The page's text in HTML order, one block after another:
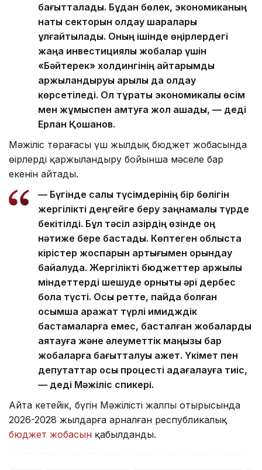
бағытталады. Бұдан бөлек, экономиканың
нақты секторын қолдау шаралары
ұлғайтылады. Оның ішінде өңірлердегі
жаңа инвестициялық жобалар үшін
«Бәйтерек» холдингінің қайтарымды
қаржыландыруы арқылы да қолдау
көрсетіледі. Ол тұрақты экономикалық өсім
мен жұмыспен қамтуға жол ашады, — деді
Ерлан Қошанов.
Мәжіліс төрағасы үш жылдық бюджет жобасында
өңірлерді қаржыландыру бойынша мәселе бар
екенін айтады.
— Бүгінде салық түсімдерінің бір бөлігін
жергілікті деңгейге беру заңнамалық түрде
бекітілді. Бұл тәсіл қазірдің өзінде оң
нәтиже бере бастады. Көптеген облыста
кірістер жоспарын артығымен орындау
байқалуда. Жергілікті бюджеттер қаржылық
міндеттерді шешуде орнықты әрі дербес
бола түсті. Осы ретте, пайда болған
қосымша қаражат түрлі имидждік
бастамаларға емес, басталған жобаларды
аяқтауға және әлеуметтік маңызы бар
жобаларға бағытталуы қажет. Үкімет пен
депутаттар осы процесті қадағалауға тиіс,
— деді Мәжіліс спикері.
Айта кетейік, бүгін Мәжілістің жалпы отырысында
2026-2028 жылдарға арналған республикалық
бюджет жобасын қабылданды.